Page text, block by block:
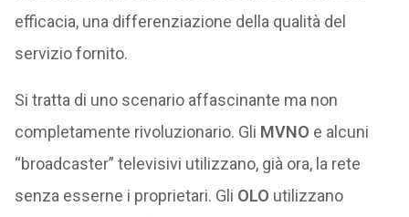
efficacia, una differenziazione della qualità del
servizio fornito.
Si tratta di uno scenario affascinante ma non
completamente rivoluzionario. Gli MVNO e alcuni
“broadcaster” televisivi utilizzano, già ora, la rete
senza esserne i proprietari. Gli OLO utilizzano